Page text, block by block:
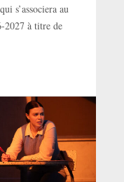
s’associera au
2027 à titre de